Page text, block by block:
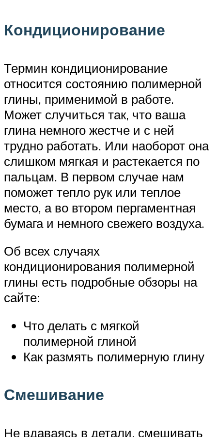
Кондиционирование
Термин кондиционирование
относится состоянию полимерной
глины, применимой в работе.
Может случиться так, что ваша
глина немного жестче и с ней
трудно работать. Или наоборот она
слишком мягкая и растекается по
пальцам. В первом случае нам
поможет тепло рук или теплое
место, а во втором пергаментная
бумага и немного свежего воздуха.
Об всех случаях
кондиционирования полимерной
глины есть подробные обзоры на
сайте:
Что делать с мягкой
полимерной глиной
Как размять полимерную глину
Смешивание
Не вдаваясь в детали, смешивать